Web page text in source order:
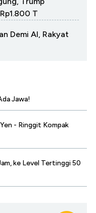
T
Demi AI, Rakyat
Jawa!
- Ringgit Kompak
ke Level Tertinggi 50